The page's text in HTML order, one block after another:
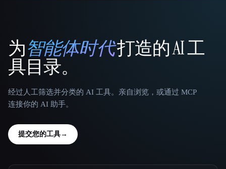
That AI Collection
为智能体时代打造的 AI 工
具目录。
经过人工筛选并分类的 AI 工具。亲自浏览，或通过 MCP
连接你的 AI 助手。
提交您的工具→